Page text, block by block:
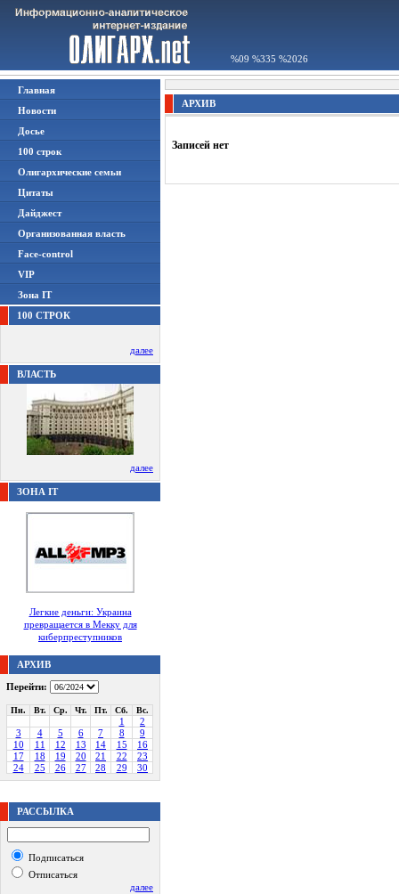
%09 %335 %2026
Главная
Новости
Досье
100 строк
Олигархические семьи
Цитаты
Дайджест
Организованная власть
Face-control
VIP
Зона IT
100 СТРОК
далее
ВЛАСТЬ
далее
ЗОНА IT
Легкие деньги: Украина
превращается в Мекку для
киберпреступников
АРХИВ
Перейти:
Пн. Вт. Ср. Чт. Пт. Сб. Вс.
1
2
3
4 5 6 7 8
9
10
11 12 13 14 15
16
17
18 19 20 21 22
23
24
25 26 27 28 29 30
РАССЫЛКА
Подписаться
Отписаться
далее
АРХИВ
Записей нет